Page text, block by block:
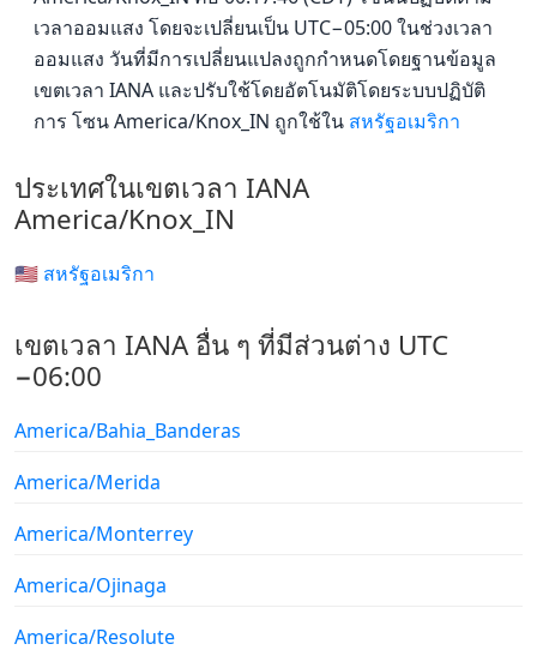
เวลาออมแสง โดยจะเปลี่ยนเป็น UTC−05:00 ในช่วงเวลา
ออมแสง วันที่มีการเปลี่ยนแปลงถูกกำหนดโดยฐานข้อมูล
เขตเวลา IANA และปรับใช้โดยอัตโนมัติโดยระบบปฏิบัติ
การ โซน America/Knox_IN ถูกใช้ใน สหรัฐอเมริกา
ประเทศในเขตเวลา IANA
America/Knox_IN
🇺🇸 สหรัฐอเมริกา
เขตเวลา IANA อื่น ๆ ที่มีส่วนต่าง UTC
−06:00
America/Bahia_Banderas
America/Merida
America/Monterrey
America/Ojinaga
America/Resolute